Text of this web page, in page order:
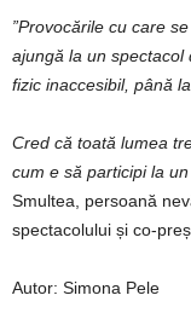
”Provocările cu care
ajungă la un
fizic inaccesibil, până
Cred că toată lumea
cum e să participi la
Smultea, persoană
spectacolului și co-
Autor: Simona Pele